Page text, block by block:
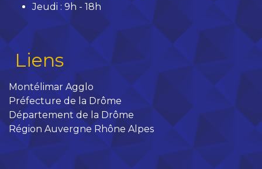
Jeudi : 9h - 18h
Liens
Montélimar Agglo
Préfecture de la Drôme
Département de la Drôme
Région Auvergne Rhône Alpes